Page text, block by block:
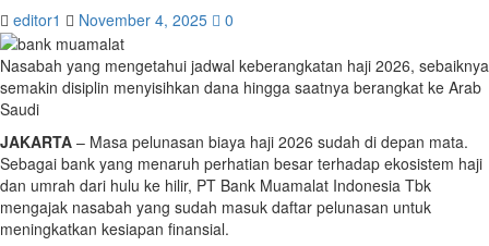
editor1 November 4, 2025 0
Nasabah yang mengetahui jadwal keberangkatan haji 2026, sebaiknya
semakin disiplin menyisihkan dana hingga saatnya berangkat ke Arab
Saudi
JAKARTA – Masa pelunasan biaya haji 2026 sudah di depan mata.
Sebagai bank yang menaruh perhatian besar terhadap ekosistem haji
dan umrah dari hulu ke hilir, PT Bank Muamalat Indonesia Tbk
mengajak nasabah yang sudah masuk daftar pelunasan untuk
meningkatkan kesiapan finansial.